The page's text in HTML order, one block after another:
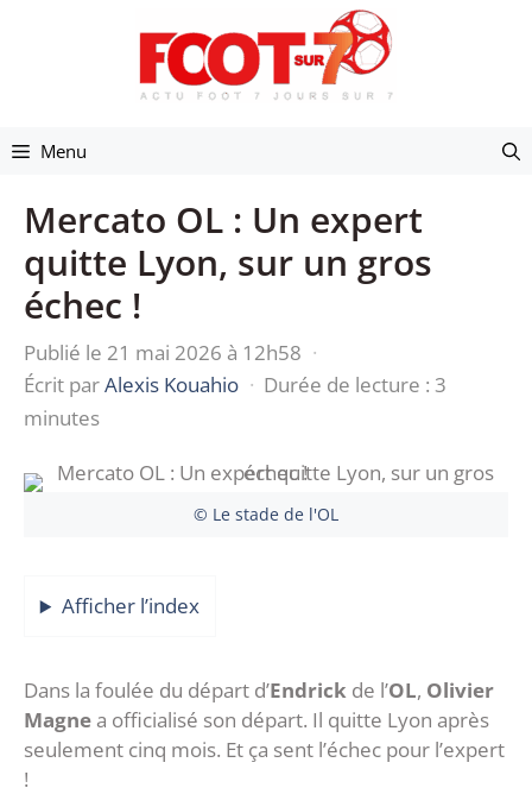
Menu
Mercato OL : Un expert
quitte Lyon, sur un gros
échec !
Publié le 21 mai 2026 à 12h58 ·
Écrit parAlexis Kouahio · Durée de lecture : 3
minutes
© Le stade de l'OL
Afficher l’index
Dans la foulée du départ d’Endrick de l’OL, Olivier
Magnea officialisé son départ. Il quitte Lyon après
seulement cinq mois. Et ça sent l’échec pour l’expert
!